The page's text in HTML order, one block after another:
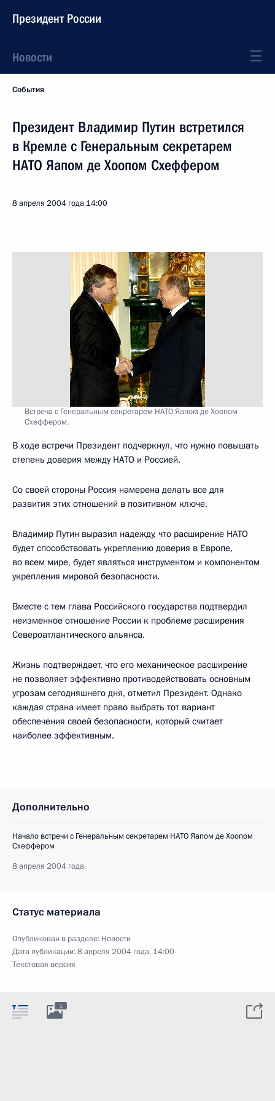
Президент России
Новости
События
Президент Владимир Путин встретился
в Кремле с Генеральным секретарем
НАТО Яапом де Хоопом Схеффером
8 апреля 2004 года 14:00
Встреча с Генеральным секретарем НАТО Яапом де Хоопом
Схеффером.
В ходе встречи Президент подчеркнул, что нужно повышать
степень доверия между НАТО и Россией.
Со своей стороны Россия намерена делать все для
развития этих отношений в позитивном ключе.
Владимир Путин выразил надежду, что расширение НАТО
будет способствовать укреплению доверия в Европе,
во всем мире, будет являться инструментом и компонентом
укрепления мировой безопасности.
Вместе с тем глава Российского государства подтвердил
неизменное отношение России к проблеме расширения
Североатлантического альянса.
Жизнь подтверждает, что его механическое расширение
не позволяет эффективно противодействовать основным
угрозам сегодняшнего дня, отметил Президент. Однако
каждая страна имеет право выбрать тот вариант
обеспечения своей безопасности, который считает
наиболее эффективным.
Дополнительно
Начало встречи с Генеральным секретарем НАТО Яапом де Хоопом
Схеффером
8 апреля 2004 года
Статус материала
Опубликован в разделе: Новости
Дата публикации:8 апреля 2004 года, 14:00
Текстовая версия
1